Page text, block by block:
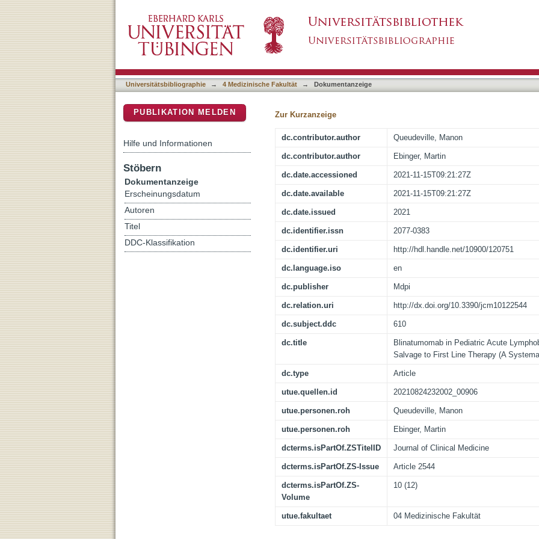
Blinatumomab in Pediatric Acute Lymphoblastic Leukemia-From
Systematic Review)
Universitätsbibliographie → 4 Medizinische Fakultät → Dokumentanzeige
Zur Kurzanzeige
dc.contributor.author Queudeville, Manon
dc.contributor.author Ebinger, Martin
dc.date.accessioned 2021-11-15T09:21:27Z
dc.date.available 2021-11-15T09:21:27Z
dc.date.issued 2021
dc.identifier.issn 2077-0383
dc.identifier.uri http://hdl.handle.net/10900/120751
dc.language.iso en
dc.publisher Mdpi
dc.relation.uri http://dx.doi.org/10.3390/jcm10122544
dc.subject.ddc 610
dc.title
Blinatumomab in Pediatric Acute
Salvage to First Line Therapy (A
dc.type Article
utue.quellen.id 20210824232002_00906
utue.personen.roh Queudeville, Manon
utue.personen.roh Ebinger, Martin
dcterms.isPartOf.ZSTitelID Journal of Clinical Medicine
dcterms.isPartOf.ZS-Issue Article 2544
dcterms.isPartOf.ZS-
Volume
10 (12)
utue.fakultaet 04 Medizinische Fakultät
PUBLIKATION MELDEN
Hilfe und Informationen
Stöbern
Dokumentanzeige
Erscheinungsdatum
Autoren
Titel
DDC-Klassifikation